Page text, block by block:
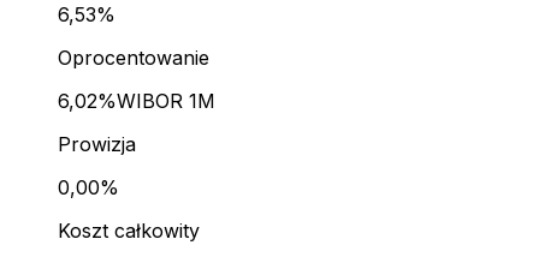
6,53%
Oprocentowanie
6,02%WIBOR 1M
Prowizja
0,00%
Koszt całkowity